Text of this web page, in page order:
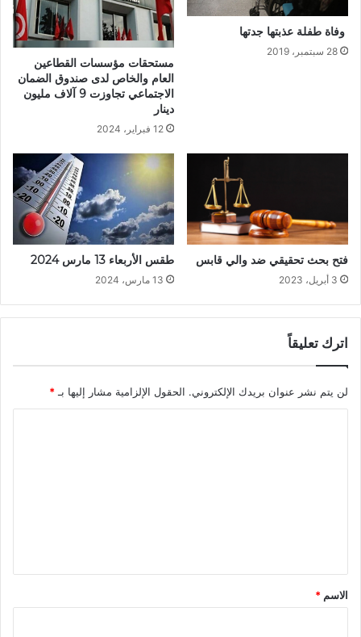
28 سبتمبر، 2019
مستحقات مؤسسات القطاعين
العام والخاص لدى صندوق الضمان
الاجتماعي تجاوزت 9 آلاف مليون
دينار
12 فبراير، 2024
فتح بحث تحقيقي ضد والي قابس
3 أبريل، 2023
طقس الأربعاء 13 مارس 2024
13 مارس، 2024
اترك تعليقاً
لن يتم نشر عنوان بريدك الإلكتروني. الحقول الإلزامية مشار إليها بـ *
*
الاسم *